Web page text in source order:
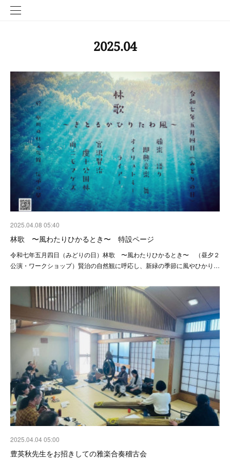
2025.04
2025.04.08 05:40
林歌 〜風わたりひかるとき〜 特設ページ
令和七年五月四日（みどりの日）林歌 〜風わたりひかるとき〜 （昼夕２
公演・ワークショップ）賢治の自然観に呼応し、新緑の季節に風やひかり…
2025.04.04 05:00
豊英秋先生をお招きしての雅楽合奏稽古会